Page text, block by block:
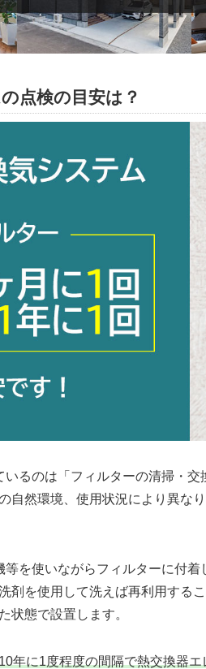
点検の目安は？
いるのは
フィルターの清掃・交
自然環境、使用状況により異な
を使いながらフィルターに付
剤を使用して洗えば再利用する
状態で設置します。
年に1度程度の間隔で熱交換器